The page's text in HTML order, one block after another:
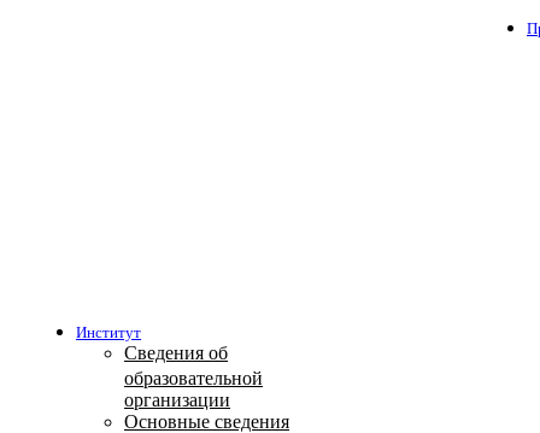
Институт
Сведения об
образовательной
организации
Основные сведения